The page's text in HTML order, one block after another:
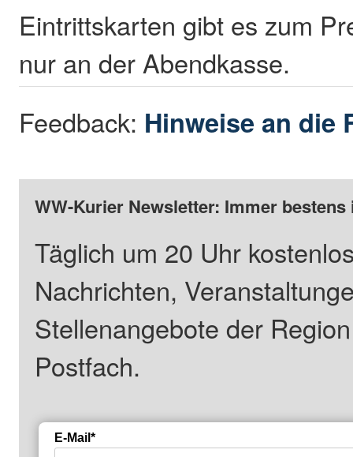
Eintrittskarten gibt es zum
nur an der Abendkasse.
Feedback: Hinweise an die
WW-Kurier Newsletter: Immer
Täglich um 20 Uhr
Nachrichten,
Stellenangebote der
Postfach.
E-Mail*